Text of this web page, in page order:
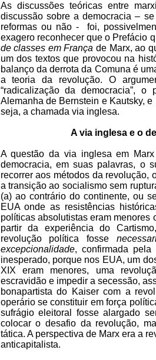
As discussões teóricas entre
discussão sobre a democracia –
reformas ou não - foi,
exagero reconhecer que o Prefácio
de classes em França de Marx, ao
um dos textos que provocou na
balanço da derrota da Comuna é
a teoria da revolução. O
“radicalização da democracia”,
Alemanha de Bernstein e Kautsky,
seja, a chamada via inglesa.
A via inglesa e o
A questão da via inglesa em
democracia, em suas palavras, o
recorrer aos métodos da revolução,
a transição ao socialismo sem
(a) ao contrário do continente, ou
EUA onde as resistências
políticas absolutistas eram menores
partir da experiência do
revolução política fosse
excepcionalidade, confirmada pela
inesperado, porque nos EUA, um
XIX eram menores, uma
escravidão e impedir a secessão,
bonapartista do Kaiser com a
operário se constituir em força
sufrágio eleitoral fosse alargado
colocar o desafio da revolução,
tática. A perspectiva de Marx era a
anticapitalista.